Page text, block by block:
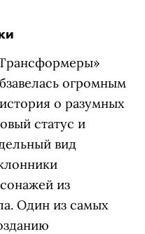
огромным
о разумных
статус и
вид
из
Один из самых